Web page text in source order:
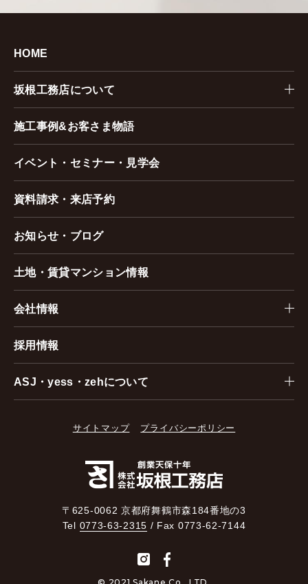
HOME
坂根工務店について
施工事例&お客さま物語
イベント・セミナー・見学会
資料請求・来店予約
お知らせ・ブログ
土地・賃貸マンション情報
会社情報
採用情報
ASJ・yess・zehについて
サイトマップ プライバシーポリシー
〒625-0062 京都府舞鶴市森184番地の3
Tel 0773-63-2315 / Fax 0773-62-7144